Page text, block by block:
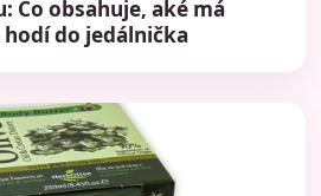
Čo obsahuje, aké má
do jedálnička